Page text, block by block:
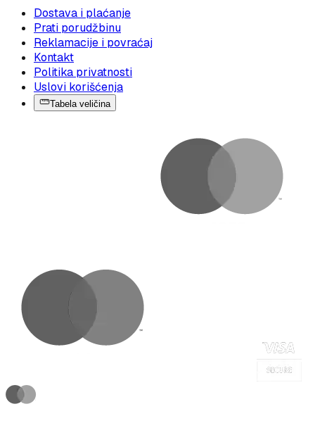
Dostava i plaćanje
Prati porudžbinu
Reklamacije i povraćaj
Kontakt
Politika privatnosti
Uslovi korišćenja
Tabela veličina